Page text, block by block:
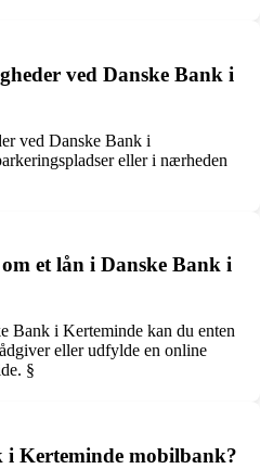
ved Danske Bank i
ved Danske Bank i
eller i nærheden
et lån i Danske Bank i
Bank i Kerteminde kan du enten
eller udfylde en online
§
Kerteminde mobilbank?